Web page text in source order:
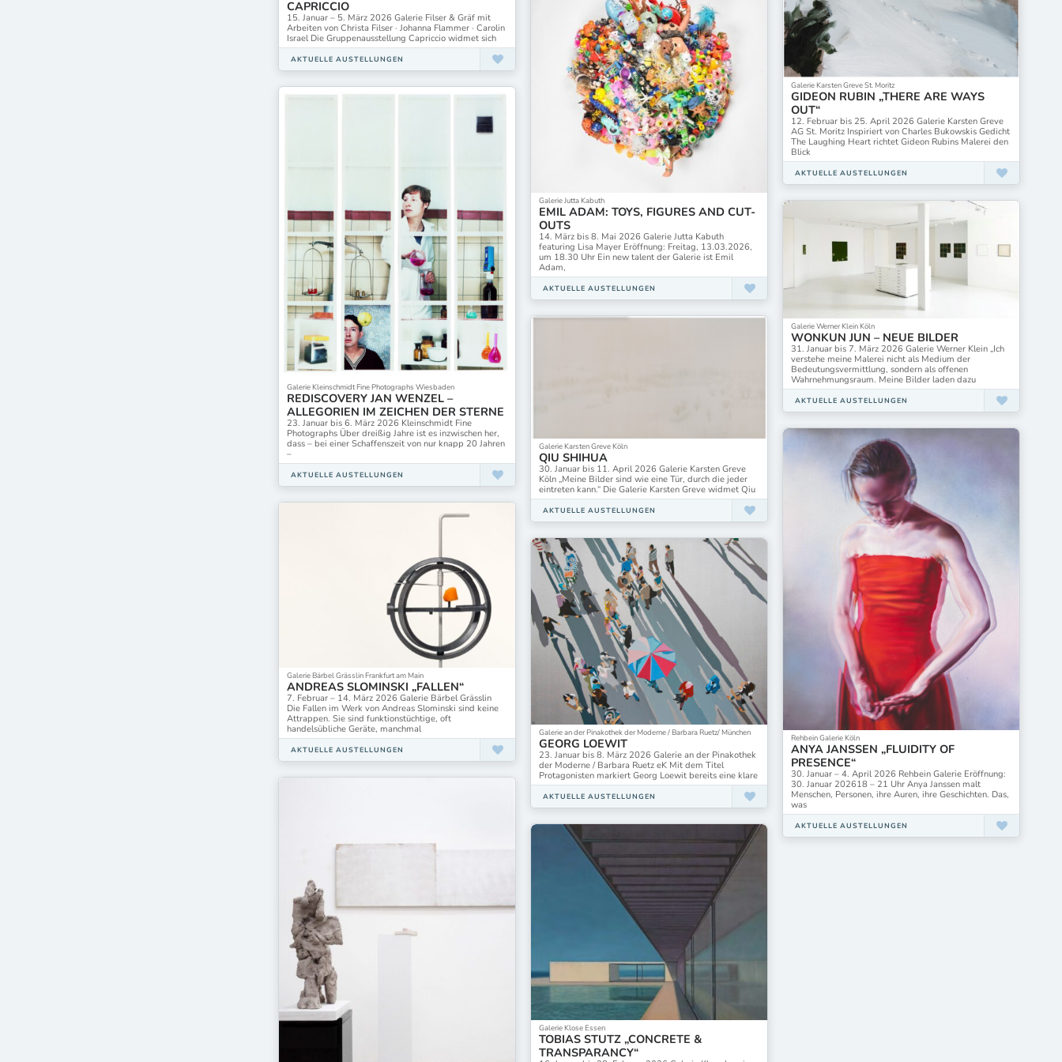
Galerie Karsten Greve St. Moritz
GIDEON RUBIN „THERE ARE WAYS
OUT“
12. Februar bis 25. April 2026 Galerie Karsten Greve
AG St. Moritz Inspiriert von Charles Bukowskis Gedicht
The Laughing Heart richtet Gideon Rubins Malerei den
Blick
AKTUELLE AUSTELLUNGEN
CAPRICCIO
15. Januar – 5. März 2026 Galerie Filser & Gräf mit
Arbeiten von Christa Filser · Johanna Flammer · Carolin
Israel Die Gruppenausstellung Capriccio widmet sich
AKTUELLE AUSTELLUNGEN
Galerie Jutta Kabuth
EMIL ADAM: TOYS, FIGURES AND CUT-
OUTS
14. März bis 8. Mai 2026 Galerie Jutta Kabuth
featuring Lisa Mayer Eröffnung: Freitag, 13.03.2026,
um 18.30 Uhr Ein new talent der Galerie ist Emil
Adam,
AKTUELLE AUSTELLUNGEN
Galerie Kleinschmidt Fine Photographs Wiesbaden
REDISCOVERY JAN WENZEL –
ALLEGORIEN IM ZEICHEN DER STERNE
23. Januar bis 6. März 2026 Kleinschmidt Fine
Photographs Über dreißig Jahre ist es inzwischen her,
dass – bei einer Schaffenszeit von nur knapp 20 Jahren
–
AKTUELLE AUSTELLUNGEN
Galerie Werner Klein Köln
WONKUN JUN – NEUE BILDER
31. Januar bis 7. März 2026 Galerie Werner Klein „Ich
verstehe meine Malerei nicht als Medium der
Bedeutungsvermittlung, sondern als offenen
Wahrnehmungsraum. Meine Bilder laden dazu
AKTUELLE AUSTELLUNGEN
Galerie Karsten Greve Köln
QIU SHIHUA
30. Januar bis 11. April 2026 Galerie Karsten Greve
Köln „Meine Bilder sind wie eine Tür, durch die jeder
eintreten kann.“ Die Galerie Karsten Greve widmet Qiu
AKTUELLE AUSTELLUNGEN
Rehbein Galerie Köln
ANYA JANSSEN „FLUIDITY OF
PRESENCE“
30. Januar – 4. April 2026 Rehbein Galerie Eröffnung:
30. Januar 202618 – 21 Uhr Anya Janssen malt
Menschen, Personen, ihre Auren, ihre Geschichten. Das,
was
AKTUELLE AUSTELLUNGEN
Galerie Bärbel Grässlin Frankfurt am Main
ANDREAS SLOMINSKI „FALLEN“
7. Februar – 14. März 2026 Galerie Bärbel Grässlin
Die Fallen im Werk von Andreas Slominski sind keine
Attrappen. Sie sind funktionstüchtige, oft
handelsübliche Geräte, manchmal
AKTUELLE AUSTELLUNGEN
Galerie an der Pinakothek der Moderne / Barbara Ruetz/ München
GEORG LOEWIT
23. Januar bis 8. März 2026 Galerie an der Pinakothek
der Moderne / Barbara Ruetz eK Mit dem Titel
Protagonisten markiert Georg Loewit bereits eine klare
AKTUELLE AUSTELLUNGEN
Galerie Klose Essen
TOBIAS STUTZ „CONCRETE &
TRANSPARANCY“